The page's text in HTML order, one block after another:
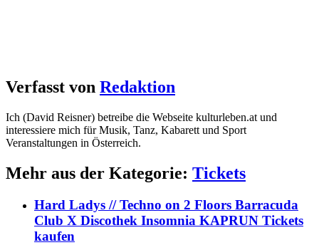
Verfasst von Redaktion
Ich (David Reisner) betreibe die Webseite kulturleben.at und
interessiere mich für Musik, Tanz, Kabarett und Sport
Veranstaltungen in Österreich.
Mehr aus der Kategorie: Tickets
Hard Ladys // Techno on 2 Floors Barracuda
Club X Discothek Insomnia KAPRUN Tickets
kaufen